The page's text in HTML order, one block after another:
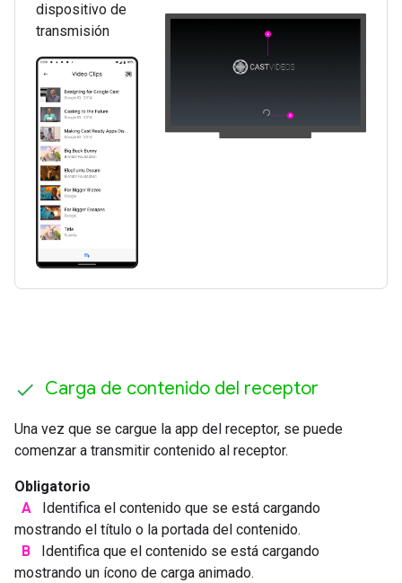
dispositivo de
transmisión
Carga de contenido del receptor
Una vez que se cargue la app del receptor, se puede
comenzar a transmitir contenido al receptor.
Obligatorio
A
Identifica el contenido que se está cargando
mostrando el título o la portada del contenido.
B
Identifica que el contenido se está cargando
mostrando un ícono de carga animado.